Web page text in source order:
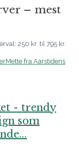
– mest
250 kr. til 795 kr.
- trendy
som